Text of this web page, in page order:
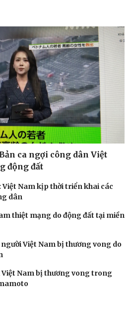
ca ngợi công dân Việt
động đất
Việt Nam kịp thời triển khai các
dân
thiệt mạng do động đất tại miền
Việt Nam bị thương vong do
Việt Nam bị thương vong trong